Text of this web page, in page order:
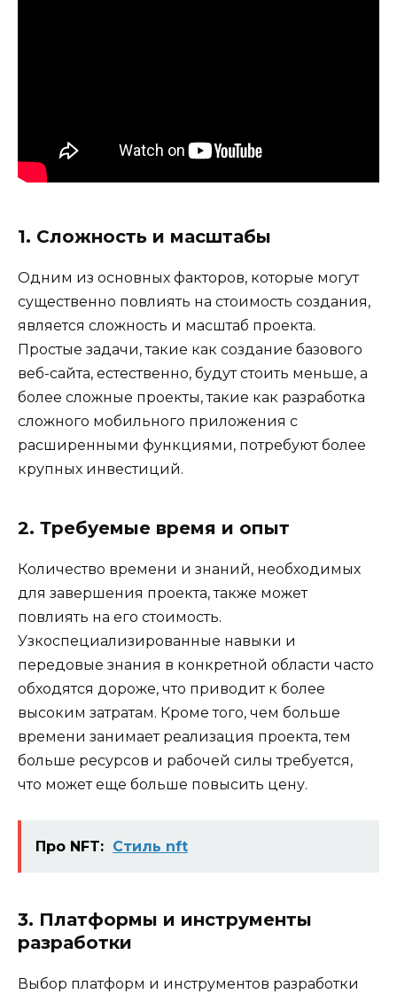
1. Сложность и масштабы
Одним из основных факторов, которые могут
существенно повлиять на стоимость создания,
является сложность и масштаб проекта.
Простые задачи, такие как создание базового
веб-сайта, естественно, будут стоить меньше, а
более сложные проекты, такие как разработка
сложного мобильного приложения с
расширенными функциями, потребуют более
крупных инвестиций.
2. Требуемые время и опыт
Количество времени и знаний, необходимых
для завершения проекта, также может
повлиять на его стоимость.
Узкоспециализированные навыки и
передовые знания в конкретной области часто
обходятся дороже, что приводит к более
высоким затратам. Кроме того, чем больше
времени занимает реализация проекта, тем
больше ресурсов и рабочей силы требуется,
что может еще больше повысить цену.
Про NFT: Стиль nft
3. Платформы и инструменты
разработки
Выбор платформ и инструментов разработки